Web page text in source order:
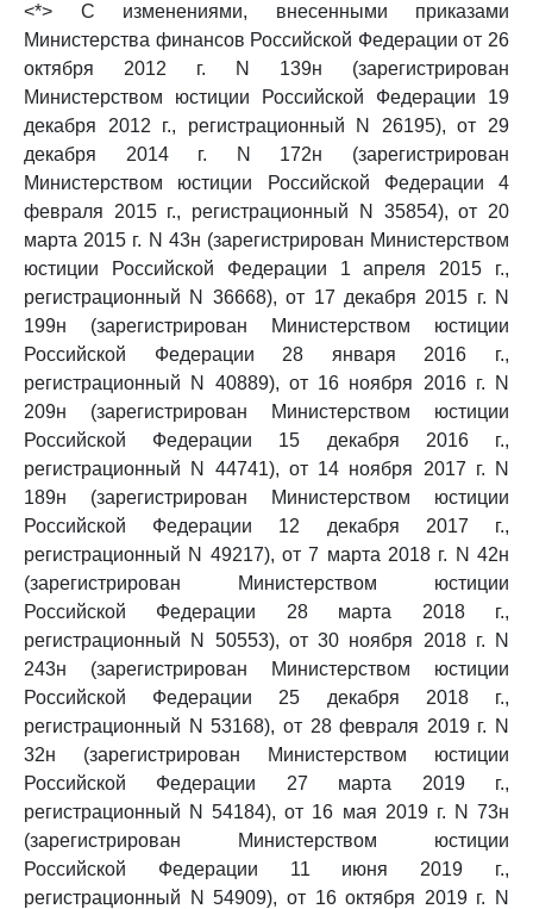
<*> С изменениями, внесенными приказами
Министерства финансов Российской Федерации от 26
октября 2012 г. N 139н (зарегистрирован
Министерством юстиции Российской Федерации 19
декабря 2012 г., регистрационный N 26195), от 29
декабря 2014 г. N 172н (зарегистрирован
Министерством юстиции Российской Федерации 4
февраля 2015 г., регистрационный N 35854), от 20
марта 2015 г. N 43н (зарегистрирован Министерством
юстиции Российской Федерации 1 апреля 2015 г.,
регистрационный N 36668), от 17 декабря 2015 г. N
199н (зарегистрирован Министерством юстиции
Российской Федерации 28 января 2016 г.,
регистрационный N 40889), от 16 ноября 2016 г. N
209н (зарегистрирован Министерством юстиции
Российской Федерации 15 декабря 2016 г.,
регистрационный N 44741), от 14 ноября 2017 г. N
189н (зарегистрирован Министерством юстиции
Российской Федерации 12 декабря 2017 г.,
регистрационный N 49217), от 7 марта 2018 г. N 42н
(зарегистрирован Министерством юстиции
Российской Федерации 28 марта 2018 г.,
регистрационный N 50553), от 30 ноября 2018 г. N
243н (зарегистрирован Министерством юстиции
Российской Федерации 25 декабря 2018 г.,
регистрационный N 53168), от 28 февраля 2019 г. N
32н (зарегистрирован Министерством юстиции
Российской Федерации 27 марта 2019 г.,
регистрационный N 54184), от 16 мая 2019 г. N 73н
(зарегистрирован Министерством юстиции
Российской Федерации 11 июня 2019 г.,
регистрационный N 54909), от 16 октября 2019 г. N